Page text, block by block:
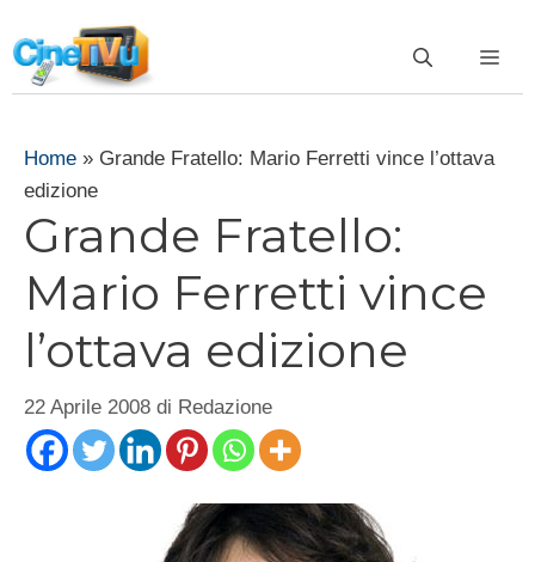
al
contenuto
Home » Grande Fratello: Mario Ferretti vince l’ottava
edizione
Grande Fratello:
Mario Ferretti vince
l’ottava edizione
22 Aprile 2008 di Redazione